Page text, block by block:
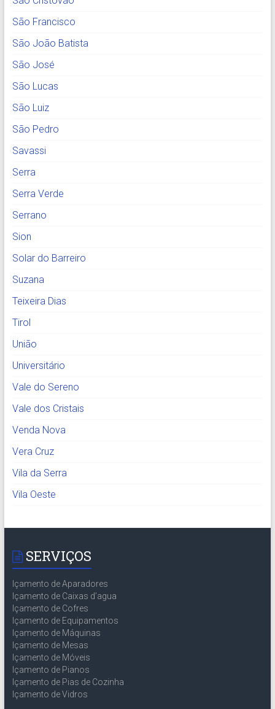
São Francisco
São João Batista
São José
São Lucas
São Luiz
São Pedro
Savassi
Serra
Serra Verde
Serrano
Sion
Solar do Barreiro
Suzana
Teixeira Dias
Tirol
União
Universitário
Vale do Sereno
Vale dos Cristais
Venda Nova
Vera Cruz
Vila da Serra
Vila Oeste
SERVIÇOS
Içamento de Aparadores
Içamento de Caixas d’agua
Içamento de Cofres
Içamento de Equipamentos
Içamento de Máquinas
Içamento de Mesas
Içamento de Móveis
Içamento de Pianos
Içamento de Pias de Cozinha
Içamento de Vidros